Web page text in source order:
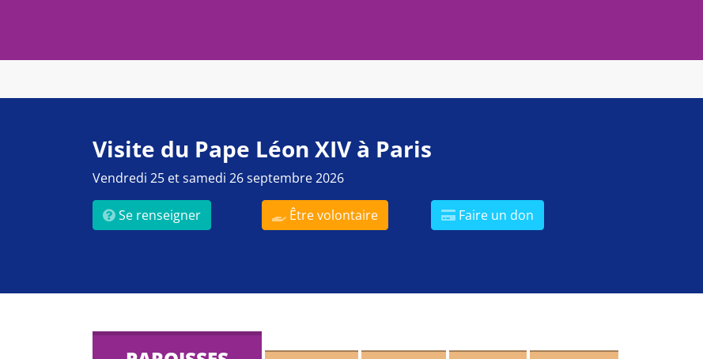
Visite du Pape Léon XIV à Paris
Vendredi 25 et samedi 26 septembre 2026
Se renseigner Être volontaire Faire un don